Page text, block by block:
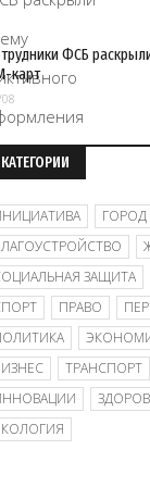
ФСБ
карт
КАТЕГОРИИ
ЗАЩИТА
ПРАВО
ТРАНСПОРТ